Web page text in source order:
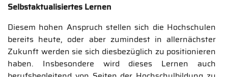
Selbstaktualisiertes Lernen
Diesem hohen Anspruch stellen sich die Hochschulen
bereits heute, oder aber zumindest in allernächster
Zukunft werden sie sich diesbezüglich zu positionieren
haben. Insbesondere wird dieses Lernen auch